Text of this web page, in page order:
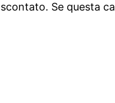
Se questa